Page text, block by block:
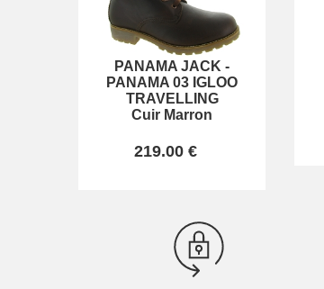
PANAMA JACK -
PANAMA 03 IGLOO
TRAVELLING
Cuir Marron
219.00 €